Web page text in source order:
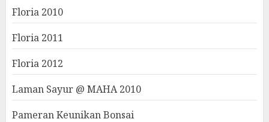
Floria 2010
Floria 2011
Floria 2012
Laman Sayur @ MAHA 2010
Pameran Keunikan Bonsai